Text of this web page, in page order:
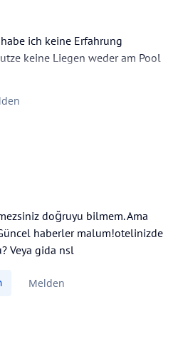
ich keine Erfahrung
keine Liegen weder am Pool
doğruyu bilmem. Ama
haberler malum!otelinizde
Veya gida nsl
Melden